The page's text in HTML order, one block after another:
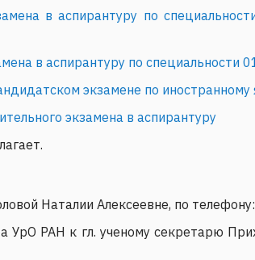
в аспирантуру по
в аспирантуру по
экзамене по
экзамена в аспирантуру
Наталии Алексеевне, по
УрО РАН к гл. ученому секретарю